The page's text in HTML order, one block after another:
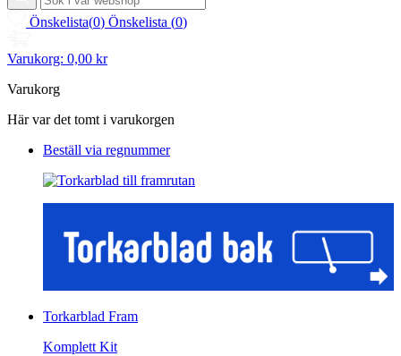
Önskelista(0) Önskelista (0)
Varukorg: 0,00 kr
Varukorg
Här var det tomt i varukorgen
Beställ via regnummer
Torkarblad Fram
Komplett Kit